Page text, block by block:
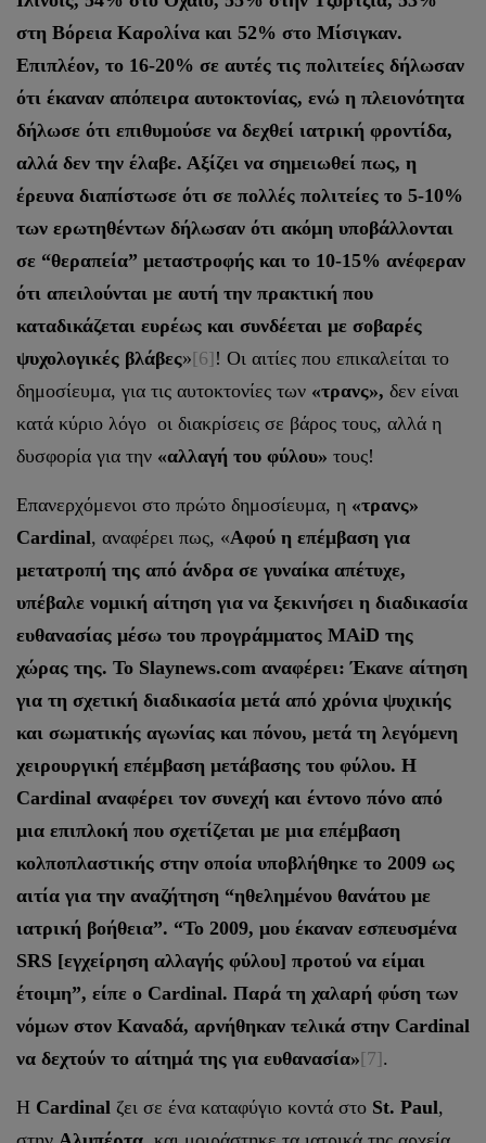
στη Βόρεια Καρολίνα και 52% στο Μίσιγκαν.
Επιπλέον, το 16-20% σε αυτές τις πολιτείες δήλωσαν
ότι έκαναν απόπειρα αυτοκτονίας, ενώ η πλειονότητα
δήλωσε ότι επιθυμούσε να δεχθεί ιατρική φροντίδα,
αλλά δεν την έλαβε. Αξίζει να σημειωθεί πως, η
έρευνα διαπίστωσε ότι σε πολλές πολιτείες το 5-10%
των ερωτηθέντων δήλωσαν ότι ακόμη υποβάλλονται
σε “θεραπεία” μεταστροφής και το 10-15% ανέφεραν
ότι απειλούνται με αυτή την πρακτική που
καταδικάζεται ευρέως και συνδέεται με σοβαρές
ψυχολογικές βλάβες»[6]! Οι αιτίες που επικαλείται το
δημοσίευμα, για τις αυτοκτονίες των «τρανς», δεν είναι
κατά κύριο λόγο οι διακρίσεις σε βάρος τους, αλλά η
δυσφορία για την «αλλαγή του φύλου» τους!
Επανερχόμενοι στο πρώτο δημοσίευμα, η «τρανς»
Cardinal, αναφέρει πως, «Αφού η επέμβαση για
μετατροπή της από άνδρα σε γυναίκα απέτυχε,
υπέβαλε νομική αίτηση για να ξεκινήσει η διαδικασία
ευθανασίας μέσω του προγράμματος MAiD της
χώρας της. Το Slaynews.com αναφέρει: Έκανε αίτηση
για τη σχετική διαδικασία μετά από χρόνια ψυχικής
και σωματικής αγωνίας και πόνου, μετά τη λεγόμενη
χειρουργική επέμβαση μετάβασης του φύλου. Η
Cardinal αναφέρει τον συνεχή και έντονο πόνο από
μια επιπλοκή που σχετίζεται με μια επέμβαση
κολποπλαστικής στην οποία υποβλήθηκε το 2009 ως
αιτία για την αναζήτηση “ηθελημένου θανάτου με
ιατρική βοήθεια”. “Το 2009, μου έκαναν εσπευσμένα
SRS [εγχείρηση αλλαγής φύλου] προτού να είμαι
έτοιμη”, είπε ο Cardinal. Παρά τη χαλαρή φύση των
νόμων στον Καναδά, αρνήθηκαν τελικά στην Cardinal
να δεχτούν το αίτημά της για ευθανασία»[7].
Η Cardinal ζει σε ένα καταφύγιο κοντά στο St. Paul,